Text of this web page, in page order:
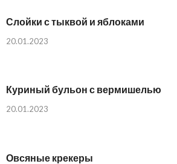
Слойки с тыквой и яблоками
20.01.2023
Куриный бульон с вермишелью
20.01.2023
Овсяные крекеры